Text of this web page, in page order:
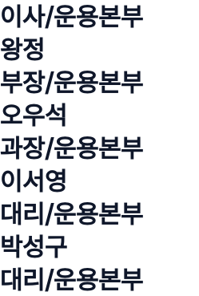
이사/운용본부
왕정
부장/운용본부
오우석
과장/운용본부
이서영
대리/운용본부
박성구
대리/운용본부